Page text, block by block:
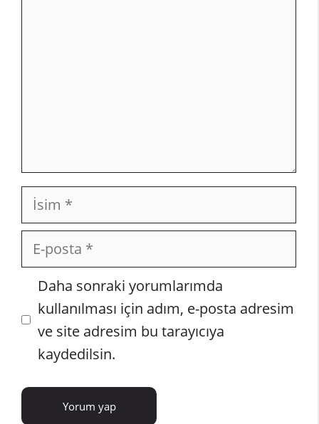
İsim
posta
İnternet
sitesi
Daha sonraki yorumlarımda
kullanılması için adım, e-posta adresim
ve site adresim bu tarayıcıya
kaydedilsin.